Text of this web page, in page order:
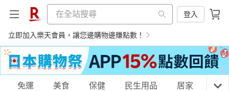
登入
立即加入樂天會員，讓您邊購物邊賺點數！
購物網分類
免運 美食 保健 民生用品 居家 3C